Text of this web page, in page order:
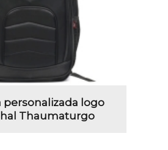
personalizada logo
Thaumaturgo